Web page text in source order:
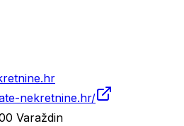
nekretnine.hr/
Varaždin